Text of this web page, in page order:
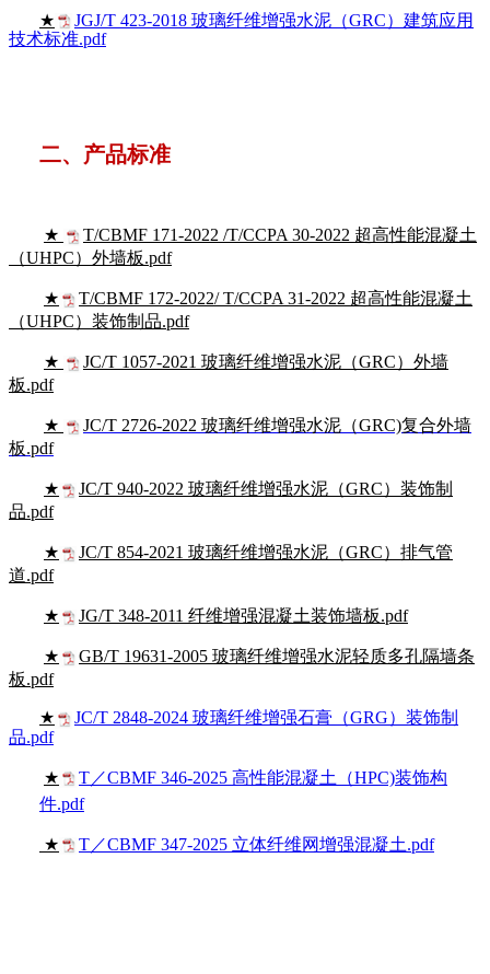
★
JGJ/T 423-2018 玻璃纤维增强水泥（GRC）建筑应用
技术标准.pdf
二、产品标准
★
T/CBMF 171-2022 /T/CCPA 30-2022 超高性能混凝土
（UHPC） 外墙板.pdf
★
T/CBMF 172-2022/ T/CCPA 31-2022 超高性能混凝土
（UHPC） 装饰制品.pdf
★ JC/T 1057-2021 玻璃纤维增强水泥 （GRC） 外墙
板.pdf
★
JC/T 2726-2022 玻璃纤维增强水泥（GRC)复合外墙
板.pdf
★ JC/T 940-2022 玻璃纤维增强水泥 （GRC） 装饰制
品.pdf
★ JC/T 854-2021 玻璃纤维增强水泥 （GRC） 排气管
道.pdf
★ JG/T 348-2011 纤维增强混凝土装饰墙板.pdf
★
GB/T 19631-2005 玻璃纤维增强水泥轻质多孔隔墙条
板.pdf
★
JC/T 2848-2024 玻璃纤维增强石膏（GRG）装饰制
品.pdf
★
T／CBMF 346-2025 高性能混凝土（HPC)装饰构
件.pdf
★ T／CBMF 347-2025 立体纤维网增强混凝土.pdf